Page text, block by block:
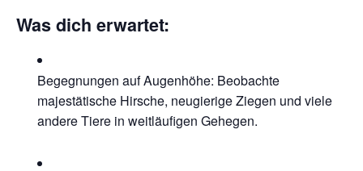
Was dich erwartet:
Begegnungen auf Augenhöhe: Beobachte
majestätische Hirsche, neugierige Ziegen und viele
andere Tiere in weitläufigen Gehegen.